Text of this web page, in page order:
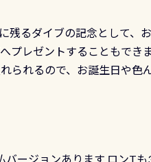
るダイブの記念として、
プレゼントすることもでき
られるので、お誕生日や色
ージョンあります ロンT